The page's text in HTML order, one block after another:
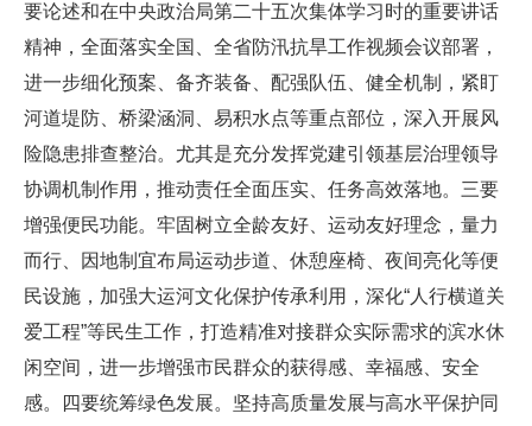
要论述和在中央政治局第二十五次集体学习时的重要讲话
精神，全面落实全国、全省防汛抗旱工作视频会议部署，
进一步细化预案、备齐装备、配强队伍、健全机制，紧盯
河道堤防、桥梁涵洞、易积水点等重点部位，深入开展风
险隐患排查整治。尤其是充分发挥党建引领基层治理领导
协调机制作用，推动责任全面压实、任务高效落地。三要
增强便民功能。牢固树立全龄友好、运动友好理念，量力
而行、因地制宜布局运动步道、休憩座椅、夜间亮化等便
民设施，加强大运河文化保护传承利用，深化“人行横道关
爱工程”等民生工作，打造精准对接群众实际需求的滨水休
闲空间，进一步增强市民群众的获得感、幸福感、安全
感。四要统筹绿色发展。坚持高质量发展与高水平保护同